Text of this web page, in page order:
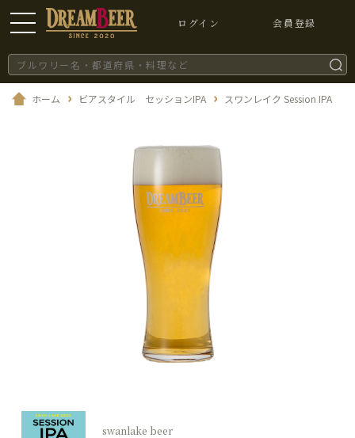
ログイン 会員登録
ホーム ビアスタイル セッションIPA スワンレイク Session IPA
swanlake beer